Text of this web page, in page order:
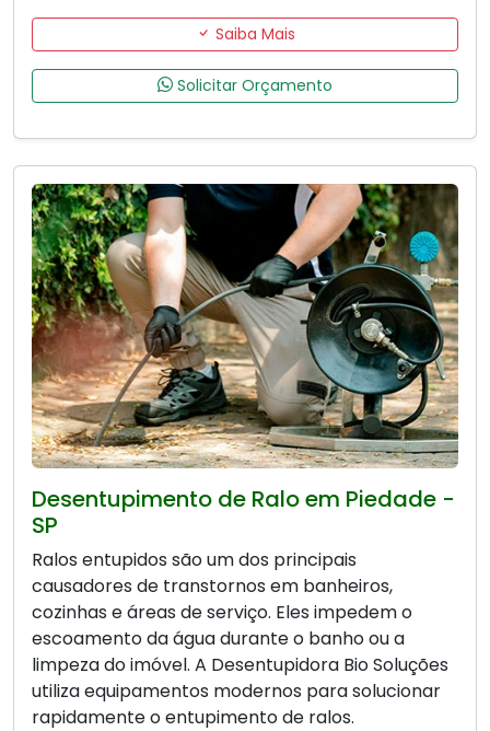
Saiba Mais
Solicitar Orçamento
Desentupimento de Ralo em Piedade -
SP
Ralos entupidos são um dos principais
causadores de transtornos em banheiros,
cozinhas e áreas de serviço. Eles impedem o
escoamento da água durante o banho ou a
limpeza do imóvel. A Desentupidora Bio Soluções
utiliza equipamentos modernos para solucionar
rapidamente o entupimento de ralos.